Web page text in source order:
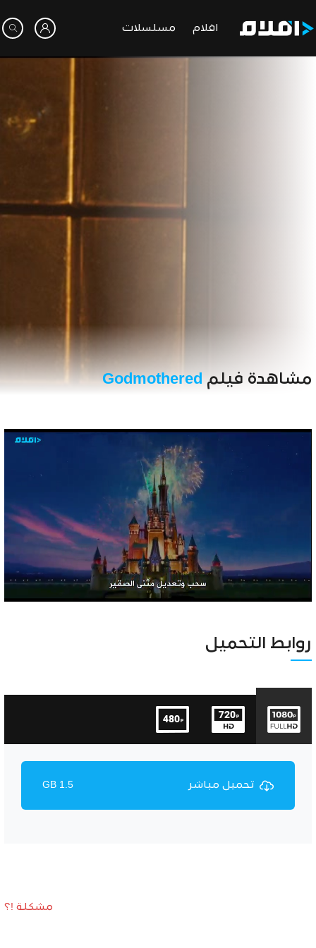
افلام مسلسلات
مشاهدة فيلم Godmothered
Unmute Settings
روابط التحميل
تحميل مباشر 1.5 GB
مشكلة !؟